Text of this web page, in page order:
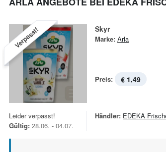
Verpasst! Skyr
Marke: Arla
Preis: € 1,49
Leider verpasst!
Gültig: 28.06. - 04.07.
Händler: EDEKA